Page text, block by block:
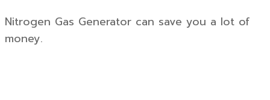
Nitrogen Gas Generator can save you a lot of
money.